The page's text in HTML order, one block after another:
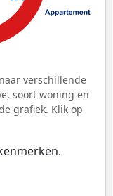
verschillende
soort woning en
grafiek. Klik op